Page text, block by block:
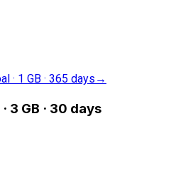
· 1 GB · 365 days →
3 GB · 30 days